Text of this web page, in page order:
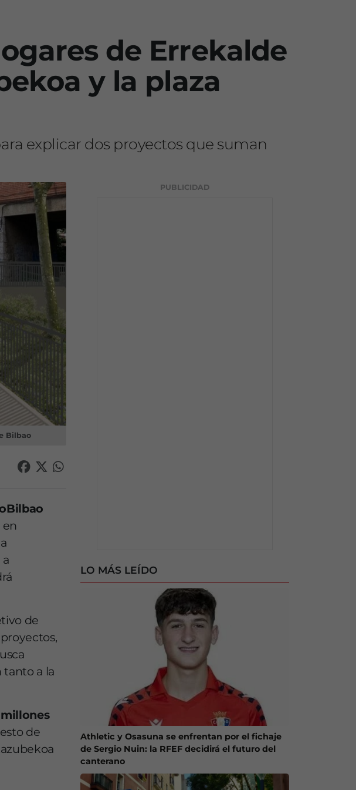
de Errekalde
y la plaza
explicar dos proyectos que suman
Bilbao
en
de
tanto a la
de
PUBLICIDAD
LO MÁS LEÍDO
Athletic y Osasuna se enfrentan por el fichaje
de Sergio Nuin: la RFEF decidirá el futuro del
canterano